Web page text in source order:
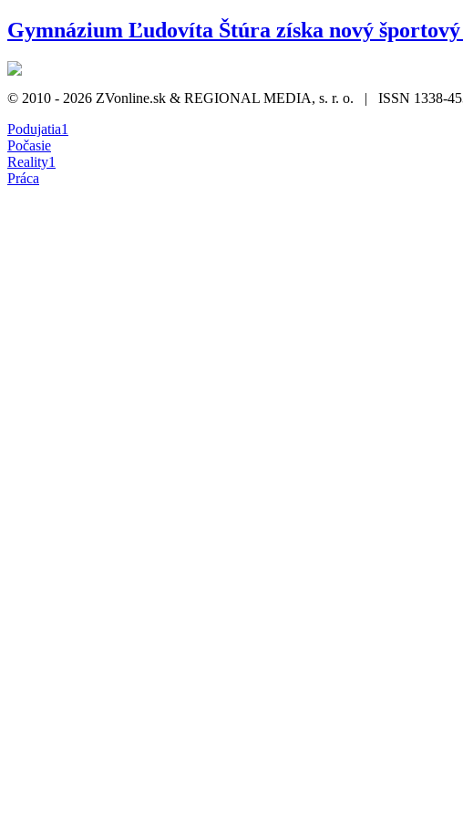
Gymnázium Ľudovíta Štúra získa nový
© 2010 - 2026 ZVonline.sk & REGIONAL MEDIA, s. r. o. | ISSN 1338-
Podujatia1
Počasie
Reality1
Práca